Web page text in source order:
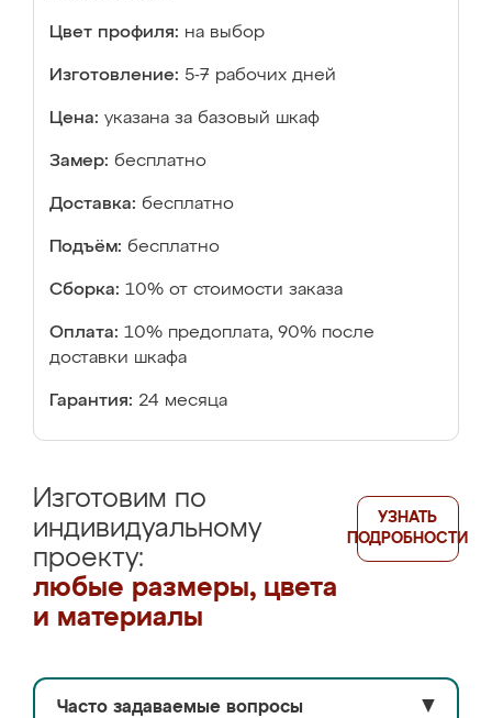
Цвет профиля: на выбор
Изготовление: 5-7 рабочих дней
Цена: указана за базовый шкаф
Замер: бесплатно
Доставка: бесплатно
Подъём: бесплатно
Сборка: 10% от стоимости заказа
Оплата: 10% предоплата, 90% после
доставки шкафа
Гарантия: 24 месяца
Изготовим по
индивидуальному
проекту:
любые размеры, цвета
и материалы
УЗНАТЬ
ПОДРОБНОСТИ
Часто задаваемые вопросы ▼